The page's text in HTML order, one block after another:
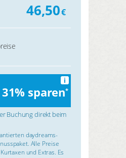
46,50€
31% sparen*
i
Buchung direkt beim
daydreams-
Alle Preise
und Extras. Es